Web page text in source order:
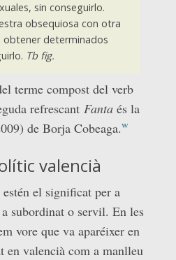
sin conseguirlo.
obsequiosa con otra
obtener determinados
Tb fig.
terme compost del verb
refrescant Fanta és la
de Borja Cobeaga.w
valencià
el significat per a
subordinat o servil. En les
vore que va aparéixer en
en valencià com a manlleu